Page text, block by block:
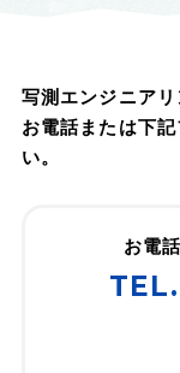
実績紹介
採用
写測エンジニアリ
お電話または下
い。
お電
TEL.